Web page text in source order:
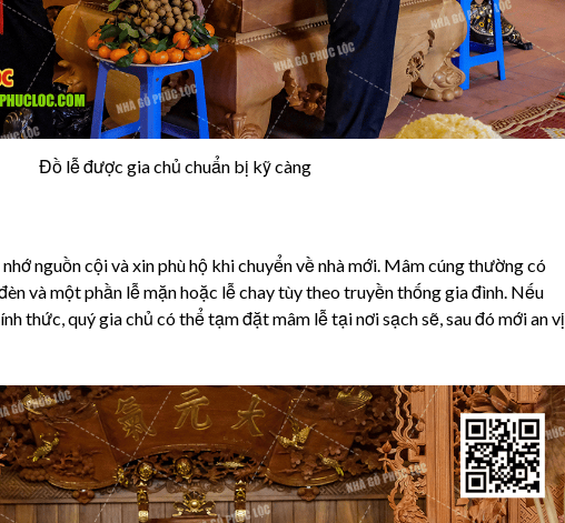
Đồ lễ được gia chủ chuẩn bị kỹ càng
nguồn cội và xin phù hộ khi chuyển về nhà mới. Mâm cúng thường có
và một phần lễ mặn hoặc lễ chay tùy theo truyền thống gia đình. Nếu
thức, quý gia chủ có thể tạm đặt mâm lễ tại nơi sạch sẽ, sau đó mới an vị